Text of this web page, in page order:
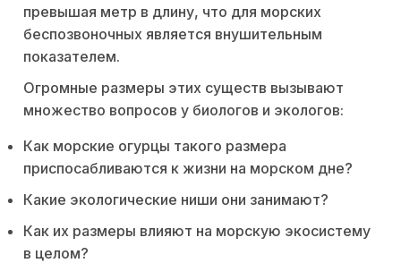
превышая метр в длину, что для морских
беспозвоночных является внушительным
показателем.
Огромные размеры этих существ вызывают
множество вопросов у биологов и экологов:
Как морские огурцы такого размера
приспосабливаются к жизни на морском дне?
Какие экологические ниши они занимают?
Как их размеры влияют на морскую экосистему
в целом?